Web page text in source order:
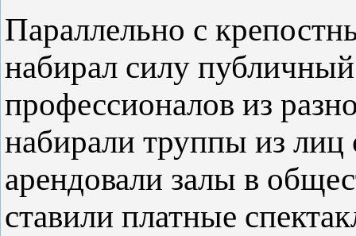
Параллельно с
набирал силу
профессионалов из
набирали труппы из
арендовали залы в
ставили платные